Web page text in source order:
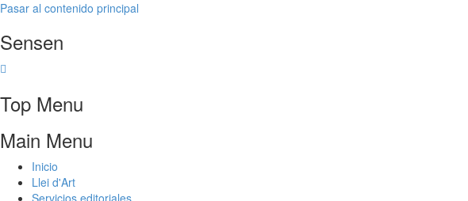
Pasar al contenido principal
Sensen
Top Menu
Main Menu
Inicio
Llei d'Art
Servicios editoriales